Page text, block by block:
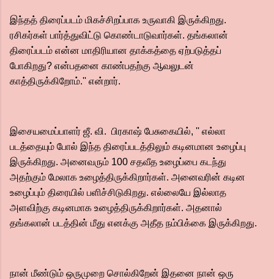
இந்தத் திரைப்படம் மிகச்சிறப்பாக உருவாகி இருக்கிறது.
ரசிகர்கள் பார்த்துவிட்டு கொண்டாடுவார்கள்.‌ தங்கலான்
திரைப்படம் என்ன மாதிரியான தாக்கத்தை ஏற்படுத்தப்
போகிறது? என்பதனை காண்பதற்கு ஆவலுடன்
காத்திருக்கிறோம்.'' என்றார்.
இசையமைப்பாளர் ஜீ. வி. பிரகாஷ் பேசுகையில், '' எல்லா
படத்தையும் போல் இந்த திரைப்படத்திலும் கடினமான உழைப்பு
இருக்கிறது. அனைவரும் 100 சதவீத உழைப்பை கடந்து
அதற்கும் மேலாக உழைத்திருக்கிறார்கள். அனைவரின் கடின
உழைப்பும் திரையில் பளிச்சிடுகிறது. எல்லையே இல்லாத
அளவிற்கு கடினமாக உழைத்திருக்கிறார்கள். அதனால்
தங்கலான் படத்தின் மீது எனக்கு அதீத நம்பிக்கை இருக்கிறது.‌
நான் மீண்டும் ஒருமுறை சொல்கிறேன் இதனை நான் ஒரு